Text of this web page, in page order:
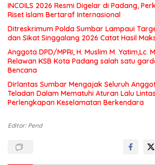
INCOILS 2026 Resmi Digelar di Padang,
Riset Islam Bertaraf Internasional
Ditreskrimum Polda Sumbar Lampaui
dan Sikat Singgalang 2026 Catat Hasil
Anggota DPD/MPRI, H. Muslim M. Yatim,Lc.
Relawan KSB Kota Padang salah satu
Bencana
Dirlantas Sumbar Mengajak Seluruh
Teladan Dalam Mematuhi Aturan Lalu
Perlengkapan Keselamatan Berkendara
Editor: Pend